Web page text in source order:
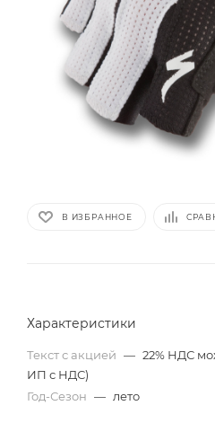
В ИЗБРАННОЕ
Характеристики
Текст с акцией — 22% НДС
ИП с НДС)
Год-Сезон — лето